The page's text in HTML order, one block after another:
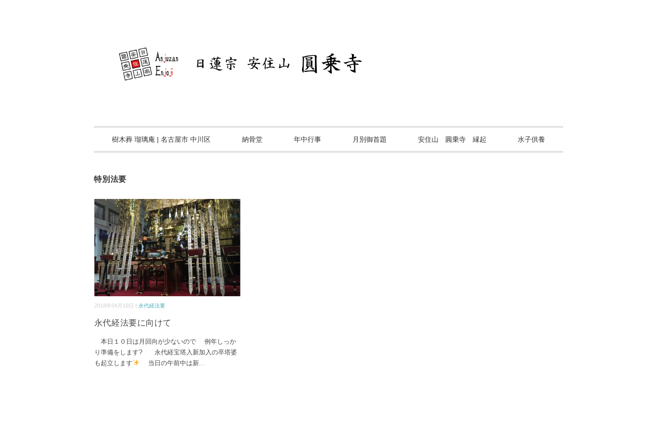
樹木葬 瑠璃庵 | 名古屋市 中川区 納骨堂 年中行事 月別御首題 安住山 圓乗寺 縁起 水子供養
特別法要
2018年04月10日 | 永代経法要
永代経法要に向けて
本日１０日は月回向が少ないので 例年しっか
り準備をします? 永代経宝塔入新加入の卒塔婆
も起立します
当日の午前中は新...